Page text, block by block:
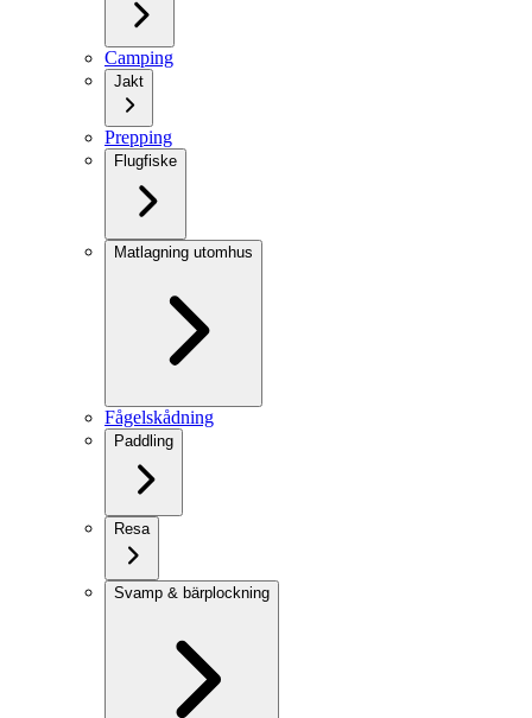
Camping
Jakt
Prepping
Flugfiske
Matlagning utomhus
Fågelskådning
Paddling
Resa
Svamp & bärplockning